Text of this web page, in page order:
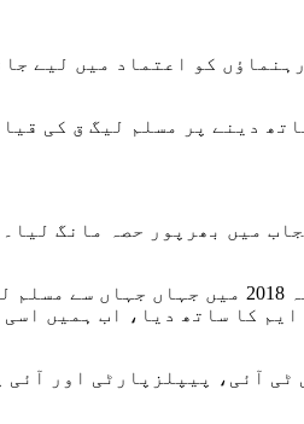
رہنماؤں کو اعتماد میں لیے
میں بھرپور ساتھ دینے پر مسلم لیگ
میں بھرپور حصہ مانگ لیا۔
مسلم لیگ ق نے گجرات، سیالکوٹ، منڈی بہاؤ الدین اور حافظ آباد میں سیٹ ایڈجسٹمنٹ کا
کا ساتھ دیا، اب ہمیں اسی
آئی، پیپلزپارٹی اور آئی